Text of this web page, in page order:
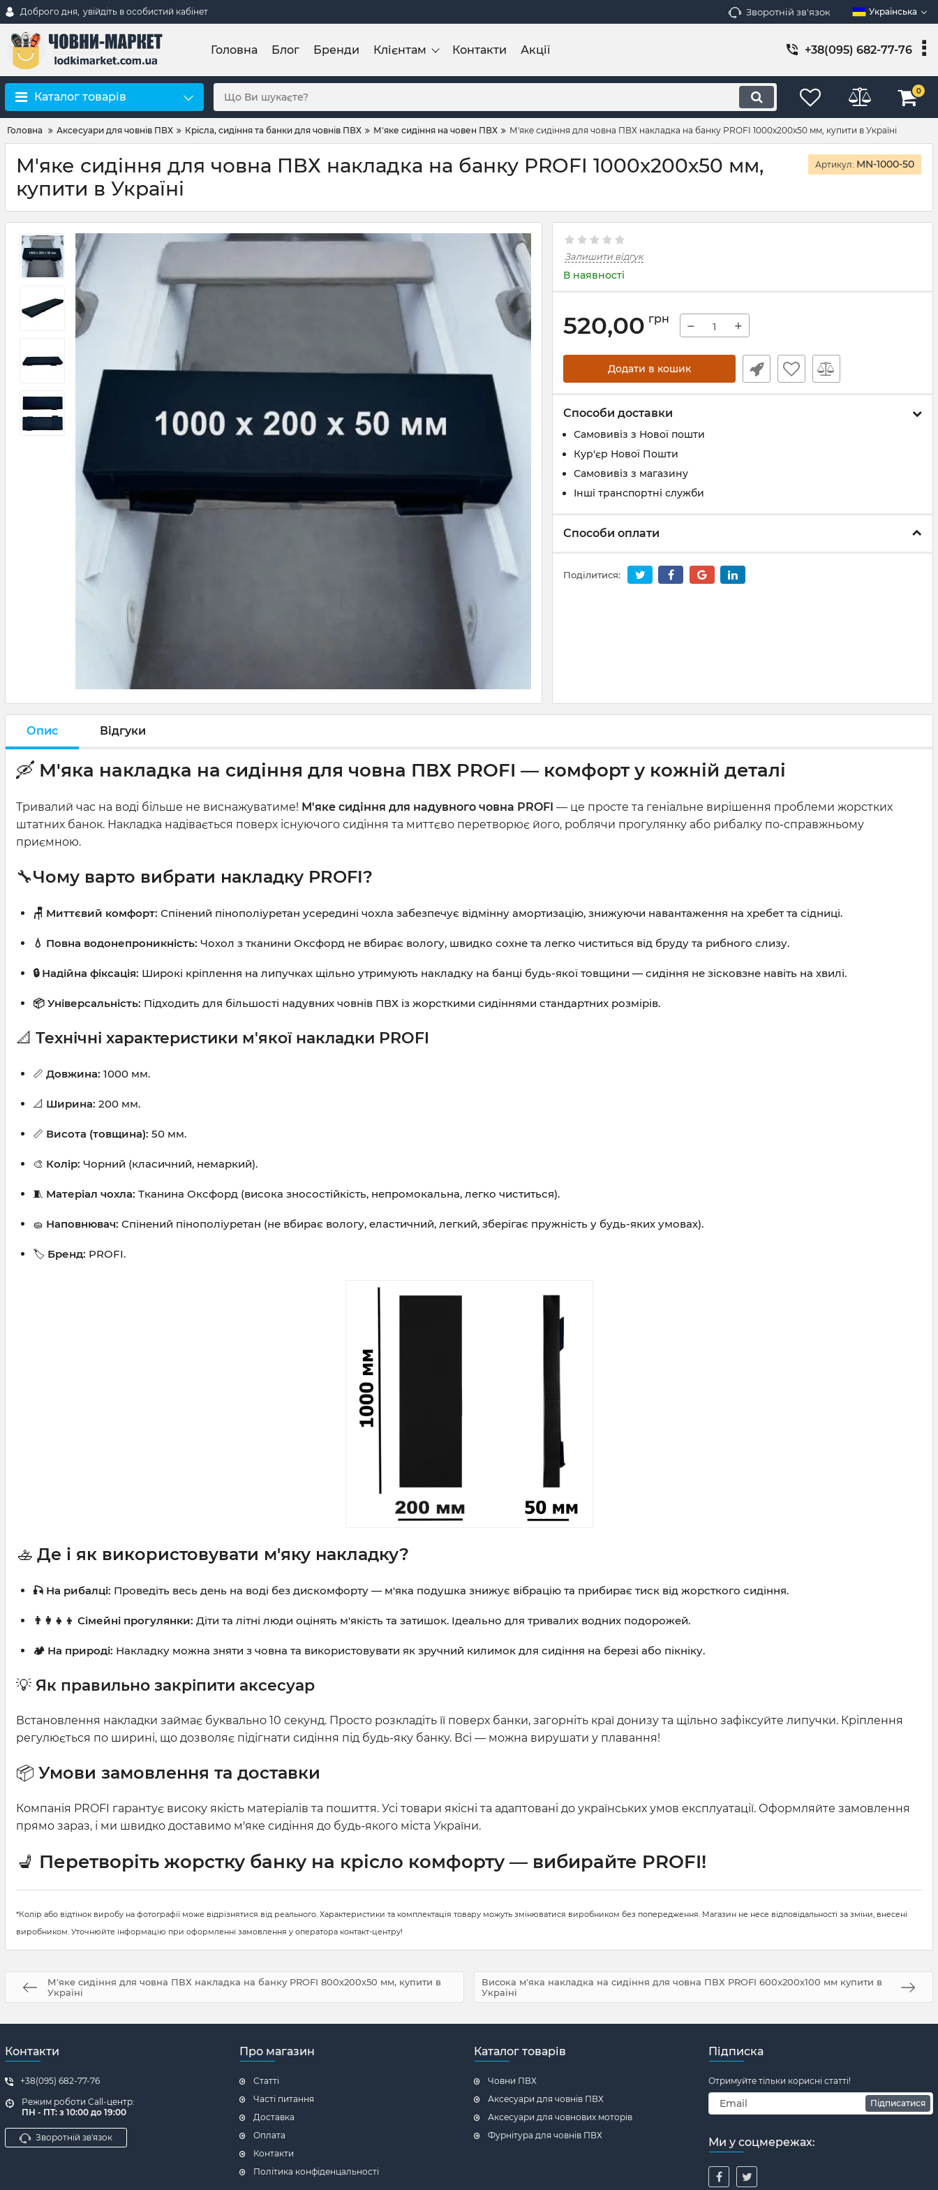
Доброго дня, увійдіть в особистий кабінет Зворотній зв'язок Українська
Головна Блог Бренди Клієнтам Контакти Акції +38(095) 682-77-76
Каталог товарів 0
Головна Аксесуари для човнів ПВХ Крісла, сидіння та банки для човнів ПВХ М'яке сидіння на човен ПВХ М'яке сидіння для човна ПВХ накладка на банку PROFI 1000х200х50 мм, купити в Україні
М'яке сидіння для човна ПВХ накладка на банку PROFI 1000х200х50 мм,
купити в Україні
Артикул: MN-1000-50
Залишити відгук
В наявності
520,00 грн − +
Додати в кошик
Способи доставки
Самовивіз з Нової пошти
Кур'єр Нової Пошти
Самовивіз з магазину
Інші транспортні служби
Способи оплати
Поділитися:
Опис Відгуки
🛶 М'яка накладка на сидіння для човна ПВХ PROFI — комфорт у кожній деталі
Тривалий час на воді більше не виснажуватиме! М'яке сидіння для надувного човна PROFI — це просте та геніальне вирішення проблеми жорстких
штатних банок. Накладка надівається поверх існуючого сидіння та миттєво перетворює його, роблячи прогулянку або рибалку по-справжньому
приємною.
🔧Чому варто вибрати накладку PROFI?
🪑 Миттєвий комфорт: Спінений пінополіуретан усередині чохла забезпечує відмінну амортизацію, знижуючи навантаження на хребет та сідниці.
💧 Повна водонепроникність: Чохол з тканини Оксфорд не вбирає вологу, швидко сохне та легко чиститься від бруду та рибного слизу.
🔒 Надійна фіксація: Широкі кріплення на липучках щільно утримують накладку на банці будь-якої товщини — сидіння не зісковзне навіть на хвилі.
📦 Універсальність: Підходить для більшості надувних човнів ПВХ із жорсткими сидіннями стандартних розмірів.
📐 Технічні характеристики м'якої накладки PROFI
📏 Довжина: 1000 мм.
📐 Ширина: 200 мм.
📏 Висота (товщина): 50 мм.
🎨 Колір: Чорний (класичний, немаркий).
🧵 Матеріал чохла: Тканина Оксфорд (висока зносостійкість, непромокальна, легко чиститься).
🧽 Наповнювач: Спінений пінополіуретан (не вбирає вологу, еластичний, легкий, зберігає пружність у будь-яких умовах).
🏷️ Бренд: PROFI.
🚣 Де і як використовувати м'яку накладку?
🎣 На рибалці: Проведіть весь день на воді без дискомфорту — м'яка подушка знижує вібрацію та прибирає тиск від жорсткого сидіння.
👨‍👩‍👧‍👦 Сімейні прогулянки: Діти та літні люди оцінять м'якість та затишок. Ідеально для тривалих водних подорожей.
🏕️ На природі: Накладку можна зняти з човна та використовувати як зручний килимок для сидіння на березі або пікніку.
💡 Як правильно закріпити аксесуар
Встановлення накладки займає буквально 10 секунд. Просто розкладіть її поверх банки, загорніть краї донизу та щільно зафіксуйте липучки. Кріплення
регулюється по ширині, що дозволяє підігнати сидіння під будь-яку банку. Всі — можна вирушати у плавання!
📦 Умови замовлення та доставки
Компанія PROFI гарантує високу якість матеріалів та пошиття. Усі товари якісні та адаптовані до українських умов експлуатації. Оформляйте замовлення
прямо зараз, і ми швидко доставимо м'яке сидіння до будь-якого міста України.
💺 Перетворіть жорстку банку на крісло комфорту — вибирайте PROFI!
*Колір або відтінок виробу на фотографії може відрізнятися від реального. Характеристики та комплектація товару можуть змінюватися виробником без попередження. Магазин не несе відповідальності за зміни, внесені
виробником. Уточнюйте інформацію при оформленні замовлення у оператора контакт-центру!
М'яке сидіння для човна ПВХ накладка на банку PROFI 800х200х50 мм, купити в
Україні
Висока м'яка накладка на сидіння для човна ПВХ PROFI 600х200х100 мм купити в
Україні
Контакти
+38(095) 682-77-76
Режим роботи Call-центр:
ПН - ПТ: з 10:00 до 19:00
Зворотній зв'язок
Про магазин
Статті
Часті питання
Доставка
Оплата
Контакти
Політика конфіденцальності
Каталог товарів
Човни ПВХ
Аксесуари для човнів ПВХ
Аксесуари для човнових моторів
Фурнітура для човнів ПВХ
Підписка
Отримуйте тільки корисні статті!
Підписатися
Ми у соцмережах: